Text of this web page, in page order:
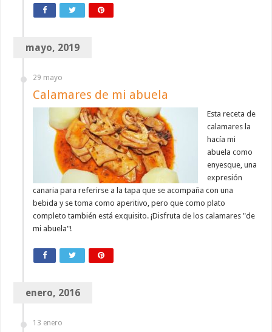
mayo, 2019
29 mayo
Calamares de mi abuela
Esta receta de
calamares la
hacía mi
abuela como
enyesque, una
expresión
canaria para referirse a la tapa que se acompaña con una
bebida y se toma como aperitivo, pero que como plato
completo también está exquisito. ¡Disfruta de los calamares "de
mi abuela"!
enero, 2016
13 enero